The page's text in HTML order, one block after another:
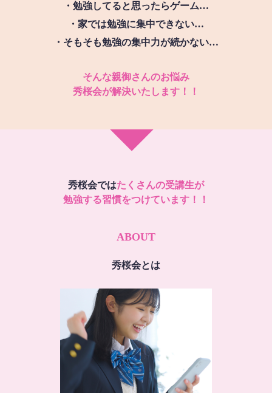
・勉強してると思ったらゲーム…
・家では勉強に集中できない…
・そもそも勉強の集中力が続かない…
そんな親御さんのお悩み
秀桜会が解決いたします！！
秀桜会ではたくさんの受講生が
勉強する習慣をつけています！！
ABOUT
秀桜会とは